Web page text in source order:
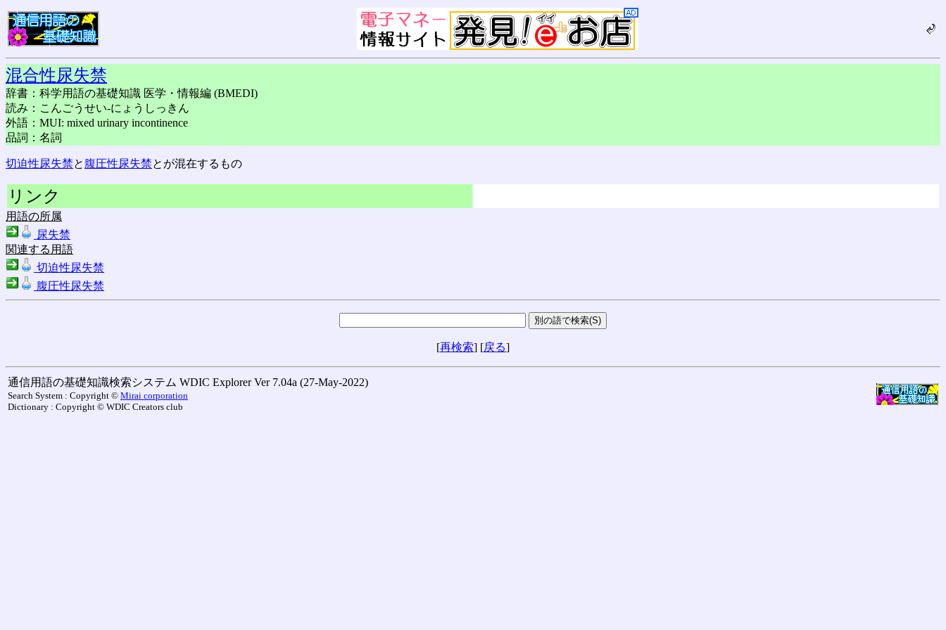
混合性尿失禁
辞書：科学用語の基礎知識 医学・情報編 (BMEDI)
読み：こんごうせい-にょうしっきん
外語：MUI: mixed urinary incontinence
品詞：名詞
切迫性尿失禁と 腹圧性尿失禁とが混在するもの
リンク
用語の所属
尿失禁
関連する用語
切迫性尿失禁
腹圧性尿失禁
[再検索] [戻る]
通信用語の基礎知識検索システム WDIC Explorer Ver 7.04a (27-May-2022)
Search System : Copyright © Mirai corporation
Dictionary : Copyright © WDIC Creators club